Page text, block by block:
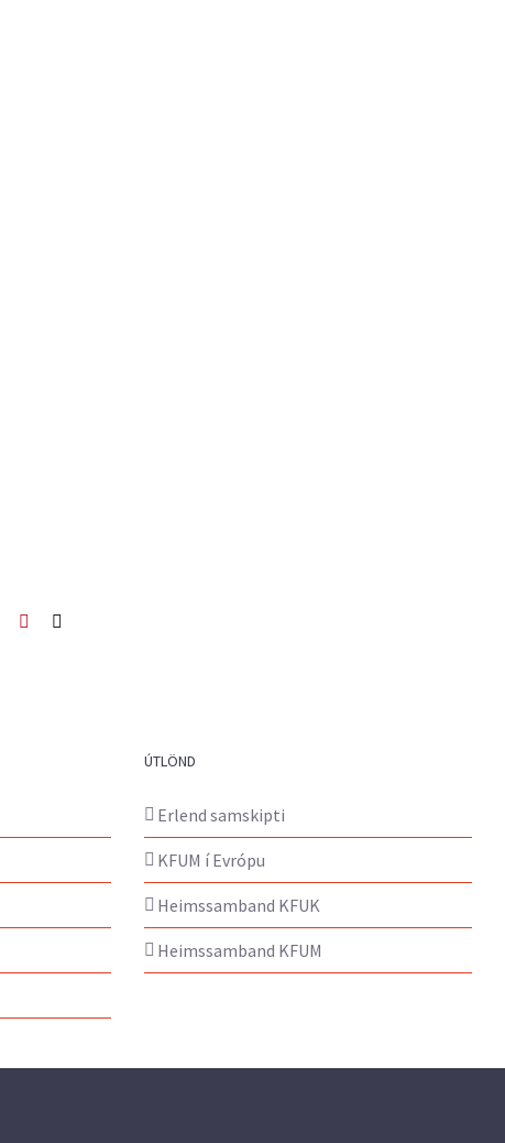
TwitterPinterest
ÚTLÖND
Erlend samskipti
KFUM í Evrópu
Heimssamband KFUK
Heimssamband KFUM